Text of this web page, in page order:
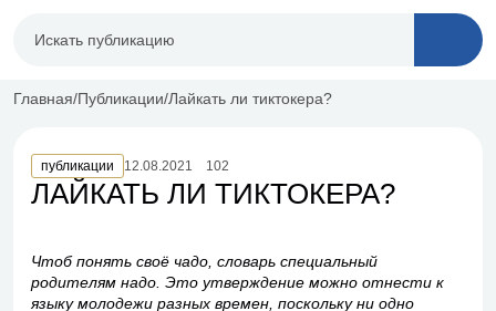
Главная Публикации Лайкать ли тиктокера?
ЛАЙКАТЬ ЛИ ТИКТОКЕРА?
публикации 12.08.2021 102
Чтоб понять своё чадо, словарь специальный
родителям надо. Это утверждение можно отнести к
языку молодежи разных времен, поскольку ни одно